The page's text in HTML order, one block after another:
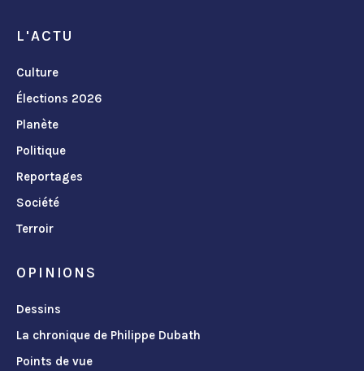
L'ACTU
Culture
Élections 2026
Planète
Politique
Reportages
Société
Terroir
OPINIONS
Dessins
La chronique de Philippe Dubath
Points de vue